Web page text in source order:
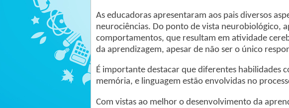
As educadoras apresentaram aos pais diversos
neurociências. Do ponto de vista neurobiológico,
comportamentos, que resultam em atividade
da aprendizagem, apesar de não ser o único
É importante destacar que diferentes habilidades
memória, e linguagem estão envolvidas no
Com vistas ao melhor o desenvolvimento da